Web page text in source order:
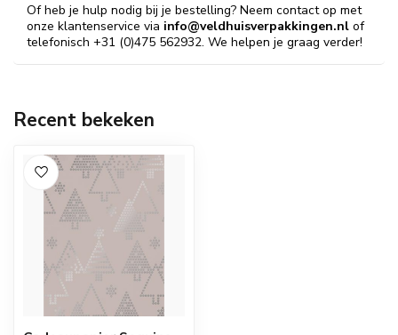
Of heb je hulp nodig bij je bestelling? Neem contact op met
onze klantenservice via info@veldhuisverpakkingen.nl of
telefonisch +31 (0)475 562932. We helpen je graag verder!
Recent bekeken